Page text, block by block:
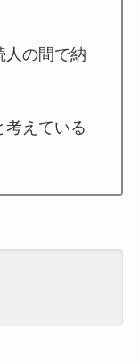
人の間で納
考えている